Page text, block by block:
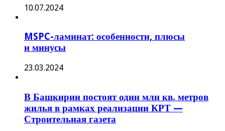
10.07.2024
MSPC-ламинат: особенности, плюсы
и минусы
23.03.2024
В Башкирии постоят один млн кв. метров
жилья в рамках реализации КРТ —
Строительная газета